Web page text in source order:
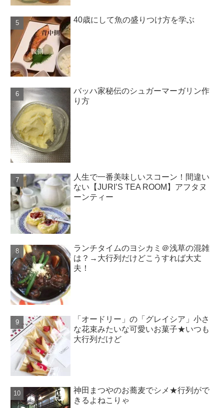
40歳にして魚の盛りつけ方を学ぶ
バッハ家秘伝のシュガーマーガリン作
り方
人生で一番美味しいスコーン！間違い
ない【JURI’S TEA ROOM】アフタヌ
ーンティー
ランチタイムのヨシカミ＠浅草の混雑
は？→大行列だけどこうすれば大丈
夫！
「オードリー」の「グレイシア」小さ
な花束みたいな可愛いお菓子★いつも
大行列だけど
神田まつやのお蕎麦でシメ★行列がで
きるよねこりゃ